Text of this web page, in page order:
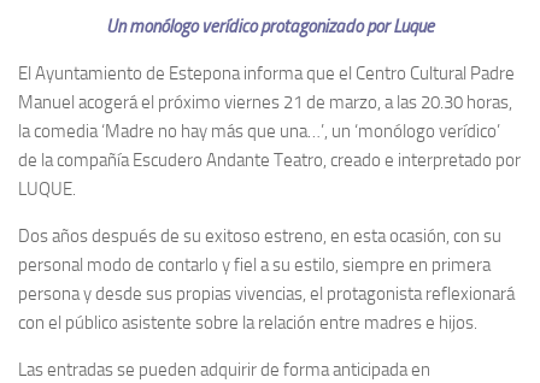
Un monólogo verídico protagonizado por Luque
El Ayuntamiento de Estepona informa que el Centro Cultural Padre
Manuel acogerá el próximo viernes 21 de marzo, a las 20.30 horas,
la comedia ‘Madre no hay más que una…’, un ‘monólogo verídico’
de la compañía Escudero Andante Teatro, creado e interpretado por
LUQUE.
Dos años después de su exitoso estreno, en esta ocasión, con su
personal modo de contarlo y fiel a su estilo, siempre en primera
persona y desde sus propias vivencias, el protagonista reflexionará
con el público asistente sobre la relación entre madres e hijos.
Las entradas se pueden adquirir de forma anticipada en